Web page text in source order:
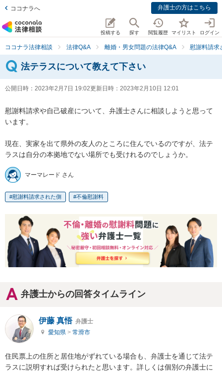
ココナラへ 弁護士の方はこちら
投稿する 探す 閲覧履歴 マイリスト ログイン
ココナラ法律相談 法律Q&A 離婚・男女問題の法律Q&A 慰謝料請求
法テラスについて教えて下さい
公開日時： 2023年2月7日 19:02更新日時： 2023年2月10日 12:01
慰謝料請求や自己破産について、弁護士さんに相談しようと思って
います。
現在、実家を出て県外の友人のところに住んでいるのですが、法テ
ラスは自分の本拠地でない場所でも受けれるのでしょうか。
マーマレード さん
慰謝料請求された側 不倫慰謝料
弁護士からの回答タイムライン
伊藤 真悟 弁護士
愛知県 > 常滑市
住民票上の住所と居住地がずれている場合も、弁護士を通じて法テ
ラスに説明すれば受けられたと思います。詳しくは個別の弁護士に